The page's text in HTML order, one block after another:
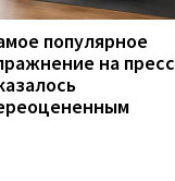
популярное
на пресс